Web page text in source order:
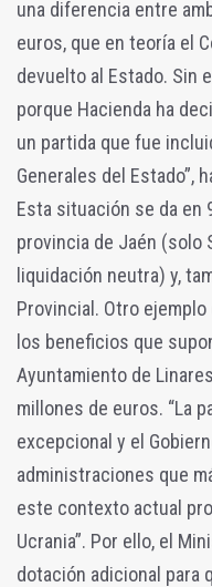
una diferencia entre
euros, que en teoría el
devuelto al Estado. Sin
porque Hacienda ha
un partida que fue
Generales del Estado”,
Esta situación se da en
provincia de Jaén (solo
liquidación neutra) y,
Provincial. Otro
los beneficios que
Ayuntamiento de
millones de euros. “La
excepcional y el
administraciones que
este contexto actual
Ucrania”. Por ello, el
dotación adicional para